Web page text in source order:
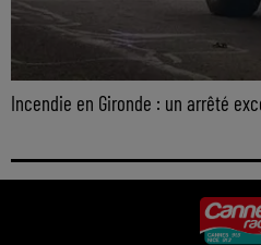
Incendie en Gironde : un arrêté